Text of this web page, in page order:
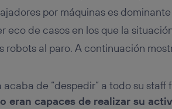
por máquinas es
eco de casos en los que la
robots al paro. A continuación
de “despedir” a todo su staff
eran capaces de realizar su